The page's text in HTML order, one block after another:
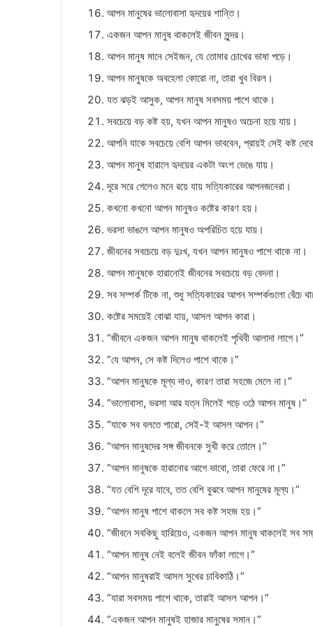
আপন মানুষের ভালোবাসা হৃদয়ের শান্তি।
একজন আপন মানুষ থাকলেই জীবন সুন্দর।
আপন মানুষ মানে সেইজন, যে তোমার চোখের ভাষা পড়ে।
আপন মানুষকে অবহেলা কোরো না, তারা খুব বিরল।
যত ঝড়ই আসুক, আপন মানুষ সবসময় পাশে থাকে।
সবচেয়ে বড় কষ্ট হয়, যখন আপন মানুষও অচেনা হয়ে যায়।
আপনি যাকে সবচেয়ে বেশি আপন ভাববেন, প্রায়ই সেই কষ্ট
আপন মানুষ হারালে হৃদয়ের একটা অংশ ভেঙে যায়।
দূরে সরে গেলেও মনে রয়ে যায় সত্যিকারের আপনজনেরা।
কখনো কখনো আপন মানুষও কষ্টের কারণ হয়।
ভরসা ভাঙলে আপন মানুষও অপরিচিত হয়ে যায়।
জীবনের সবচেয়ে বড় দুঃখ, যখন আপন মানুষও পাশে থাকে না।
আপন মানুষকে হারানোই জীবনের সবচেয়ে বড় বেদনা।
সব সম্পর্ক টিকে না, শুধু সত্যিকারের আপন সম্পর্কগুলো বেঁচে
কষ্টের সময়েই বোঝা যায়, আসল আপন কারা।
“জীবনে একজন আপন মানুষ থাকলেই পৃথিবী আলাদা লাগে।”
“যে আপন, সে কষ্ট দিলেও পাশে থাকে।”
“আপন মানুষকে মূল্য দাও, কারণ তারা সহজে মেলে না।”
“ভালোবাসা, ভরসা আর যত্ন মিলেই গড়ে ওঠে আপন মানুষ।”
“যাকে সব বলতে পারো, সেই-ই আসল আপন।”
“আপন মানুষদের সঙ্গ জীবনকে সুখী করে তোলে।”
“আপন মানুষকে হারানোর আগে ভাবো, তারা ফেরে না।”
“যত বেশি দূরে যাবে, তত বেশি বুঝবে আপন মানুষের মূল্য।”
“আপন মানুষ পাশে থাকলে সব কষ্ট সহজ হয়।”
“জীবনে সবকিছু হারিয়েও, একজন আপন মানুষ থাকলেই সব
“আপন মানুষ নেই বলেই জীবন ফাঁকা লাগে।”
“আপন মানুষরাই আসল সুখের চাবিকাঠি।”
“যারা সবসময় পাশে থাকে, তারাই আসল আপন।”
“একজন আপন মানুষই হাজার মানুষের সমান।”